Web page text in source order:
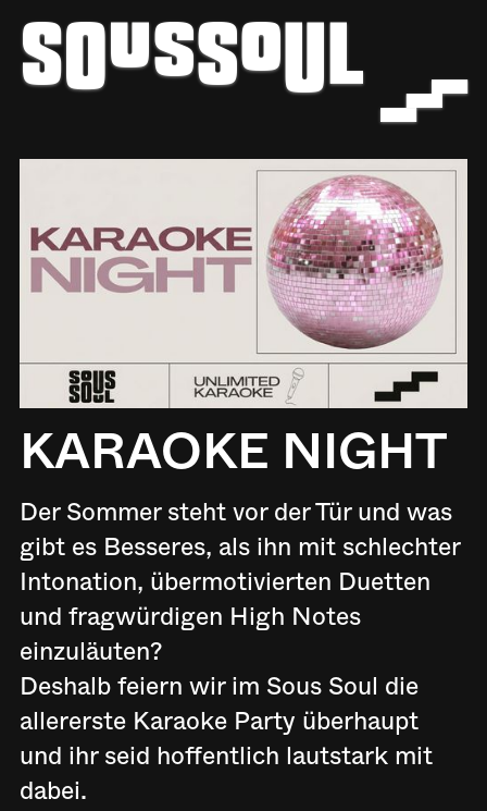
z b
KARAOKE NIGHT
Der Sommer steht vor der Tür und was
gibt es Besseres, als ihn mit schlechter
Intonation, übermotivierten Duetten
und fragwürdigen High Notes
einzuläuten?
Deshalb feiern wir im Sous Soul die
allererste Karaoke Party überhaupt
und ihr seid hoffentlich lautstark mit
dabei.